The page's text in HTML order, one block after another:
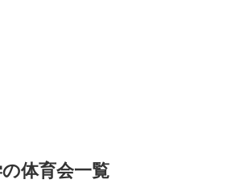
体育会一覧